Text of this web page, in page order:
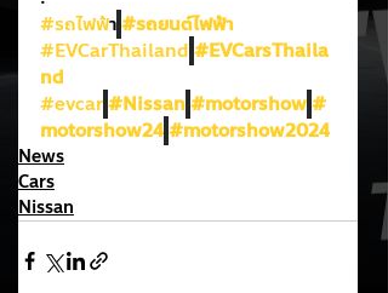
#รถไฟฟ้า#รถยนต์ไฟฟ้า
#EVCarThailand #EVCarsThaila
nd
#evcar#Nissan#motorshow#
motorshow24#motorshow2024
News
Cars
Nissan